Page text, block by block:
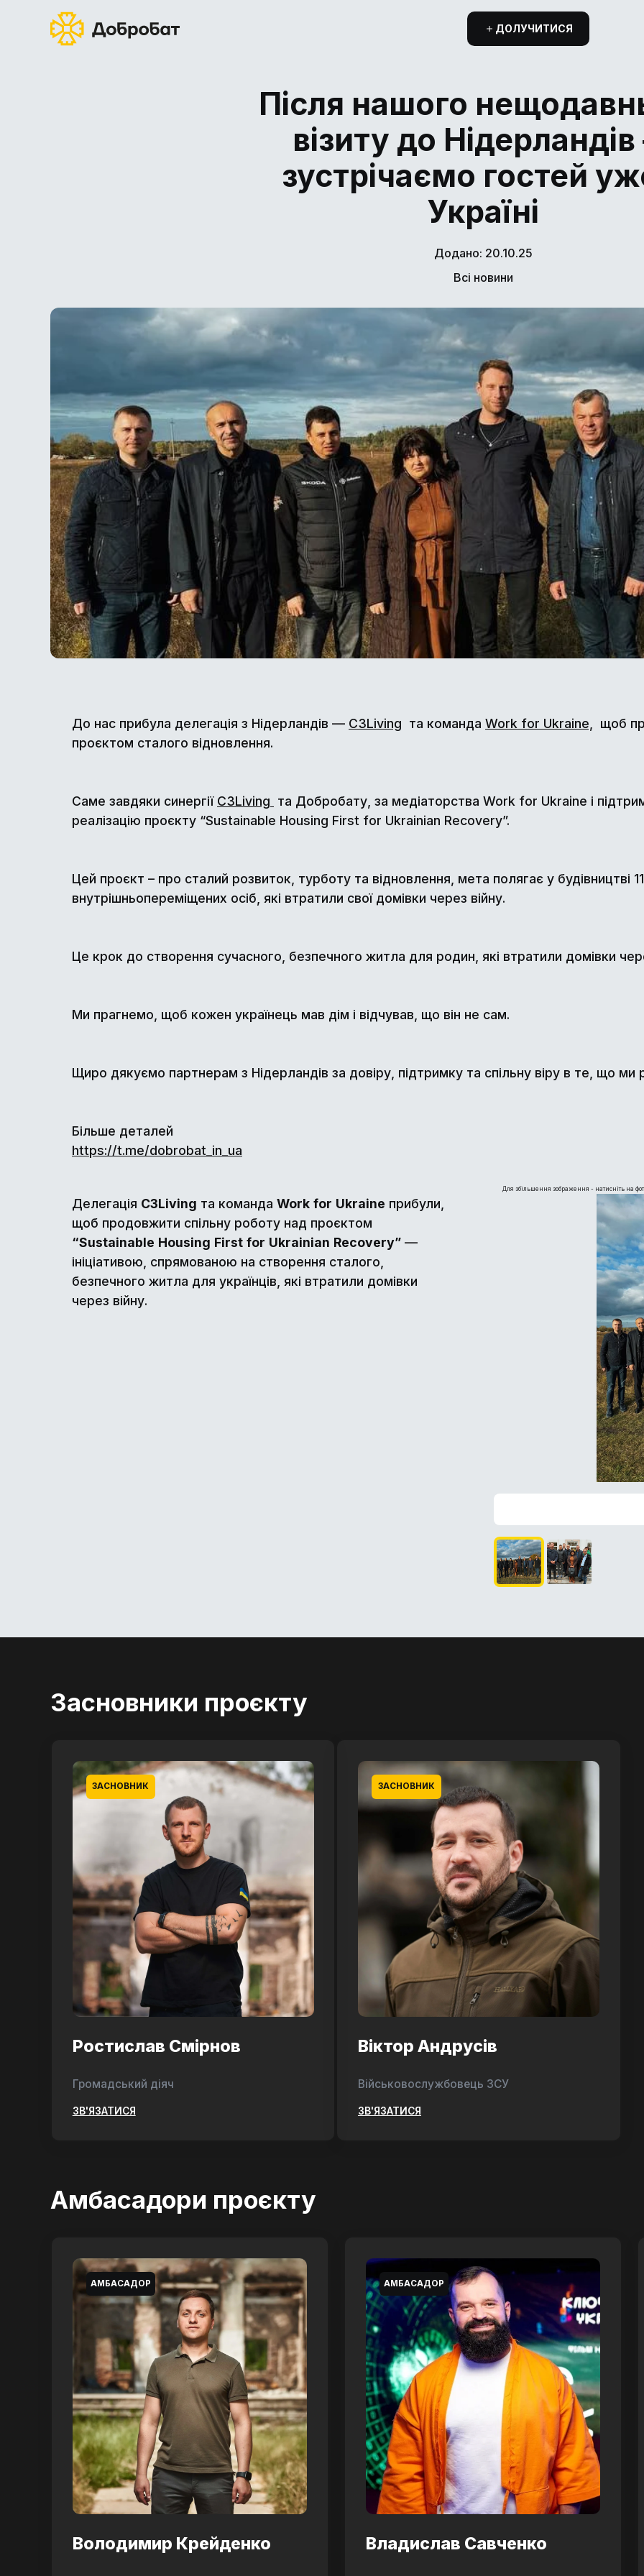
ДОЛУЧИТИСЯ
Після нашого
візиту до
зустрічаємо гостей
Україні
Додано: 20.10.25
Всі новини
До нас прибула делегація з Нідерландів — C3Living та команда Work for Ukraine, щоб
проєктом сталого відновлення.
Саме завдяки синергії C3Living та Добробату, за медіаторства Work for Ukraine і
реалізацію проєкту “Sustainable Housing First for Ukrainian Recovery”.
Цей проєкт – про сталий розвиток, турботу та відновлення, мета полягає у будівництві
внутрішньопереміщених осіб, які втратили свої домівки через війну.
Це крок до створення сучасного, безпечного житла для родин, які втратили домівки
Ми прагнемо, щоб кожен українець мав дім і відчував, що він не сам.
Щиро дякуємо партнерам з Нідерландів за довіру, підтримку та спільну віру в те, що ми
Більше деталей
https://t.me/dobrobat_in_ua
Делегація C3Living та команда Work for Ukraine прибули,
щоб продовжити спільну роботу над проєктом
“Sustainable Housing First for Ukrainian Recovery” —
ініціативою, спрямованою на створення сталого,
безпечного житла для українців, які втратили домівки
через війну.
Для збільшення зображення - натисніть на
Засновники проєкту
ЗАСНОВНИК
Ростислав Смірнов
Громадський діяч
ЗВ'ЯЗАТИСЯ
ЗАСНОВНИК
Віктор Андрусів
Військовослужбовець ЗСУ
ЗВ'ЯЗАТИСЯ
Амбасадори проєкту
АМБАСАДОР
Володимир Крейденко
АМБАСАДОР
Владислав Савченко